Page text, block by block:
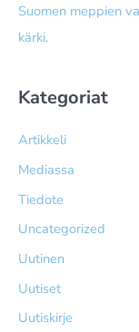
Suomen meppien
kärki.
Kategoriat
Artikkeli
Mediassa
Tiedote
Uncategorized
Uutinen
Uutiset
Uutiskirje